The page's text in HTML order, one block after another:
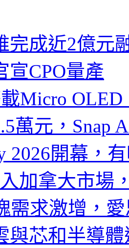
完成近2億元
宣CPO量產
Micro
萬元，Snap
2026開幕，
加拿大市場
需求激增，
與芯和半導